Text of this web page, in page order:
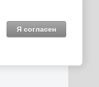
Я согласен